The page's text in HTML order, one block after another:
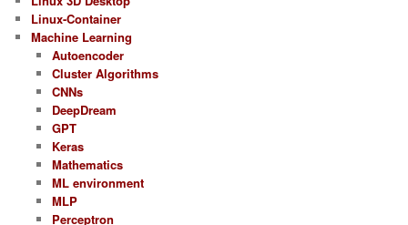
Linux-Container
Machine Learning
Autoencoder
Cluster Algorithms
CNNs
DeepDream
GPT
Keras
Mathematics
ML environment
MLP
Perceptron